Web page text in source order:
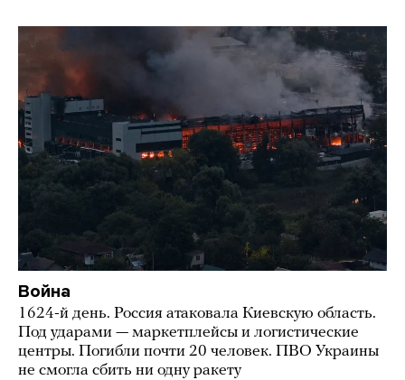
Война
1624-й день. Россия атаковала Киевскую область.
Под ударами — маркетплейсы и логистические
центры. Погибли почти 20 человек. ПВО Украины
не смогла сбить ни одну ракету